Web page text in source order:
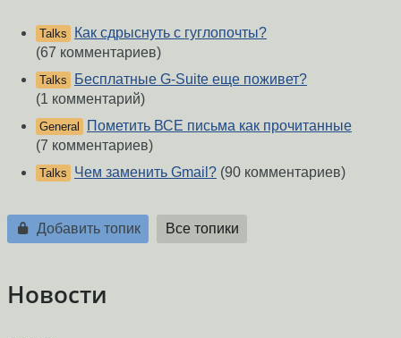
Talks
Как сдрыснуть с гуглопочты?
(67 комментариев)
Talks
Бесплатные G-Suite еще поживет?
(1 комментарий)
General
Пометить ВСЕ письма как прочитанные
(7 комментариев)
Talks Чем заменить Gmail? (90 комментариев)
Добавить топик Все топики
Новости